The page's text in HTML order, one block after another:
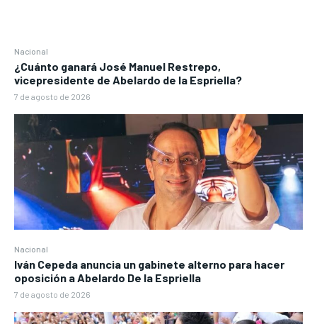
Nacional
¿Cuánto ganará José Manuel Restrepo,
vicepresidente de Abelardo de la Espriella?
7 de agosto de 2026
Nacional
Iván Cepeda anuncia un gabinete alterno para hacer
oposición a Abelardo De la Espriella
7 de agosto de 2026